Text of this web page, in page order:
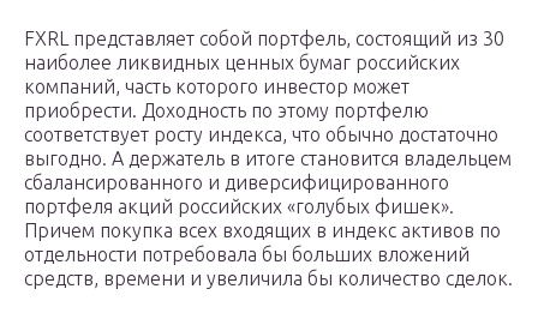
FXRL представляет собой портфель, состоящий из 30
наиболее ликвидных ценных бумаг российских
компаний, часть которого инвестор может
приобрести. Доходность по этому портфелю
соответствует росту индекса, что обычно достаточно
выгодно. А держатель в итоге становится владельцем
сбалансированного и диверсифицированного
портфеля акций российских «голубых фишек».
Причем покупка всех входящих в индекс активов по
отдельности потребовала бы больших вложений
средств, времени и увеличила бы количество сделок.